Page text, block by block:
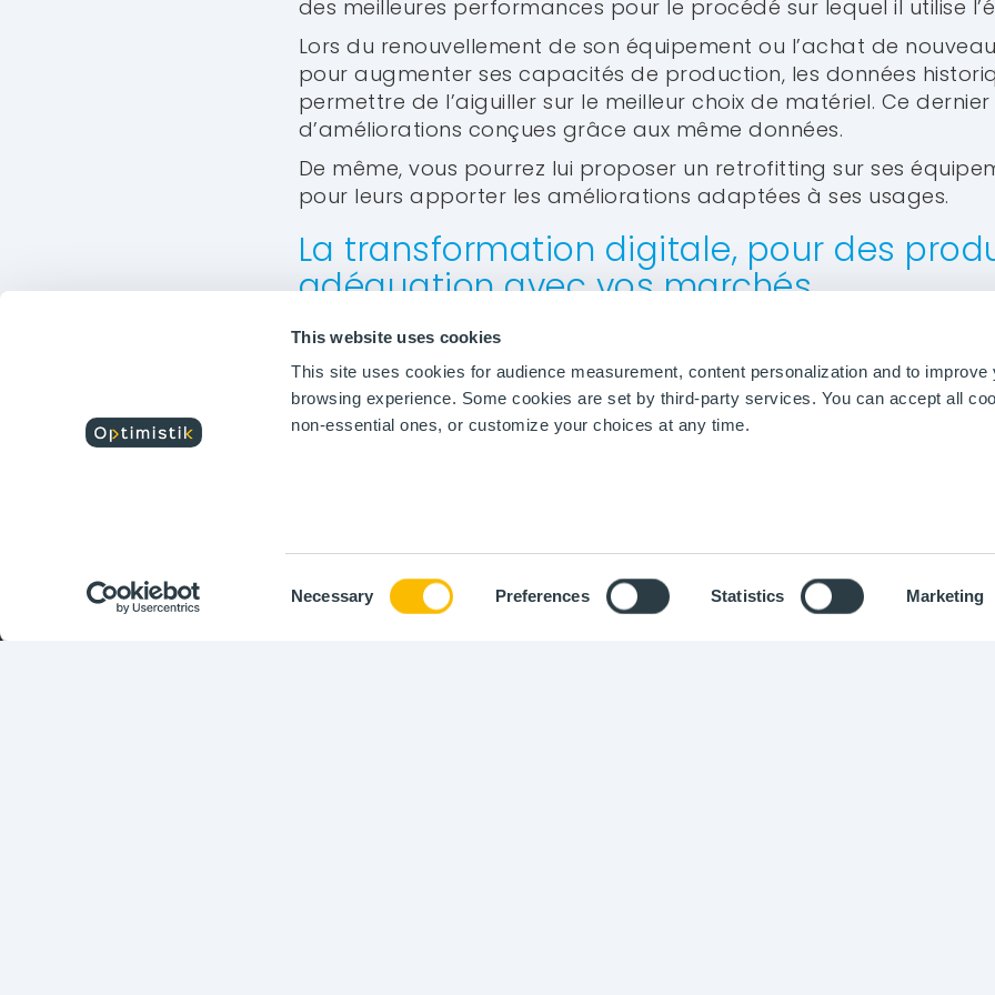
This website uses cookies
This site uses cookies for audience measurement, content personalization and to improve
browsing experience. Some cookies are set by third-party services. You can accept all
non-essential ones, or customize your choices at any time.
Necessary Preferences Statistics Marketing
des meilleures performances pour le procédé sur lequel il utilise
Lors du renouvellement de son équipement ou l’achat de
pour augmenter ses capacités de production, les données
permettre de l’aiguiller sur le meilleur choix de matériel. Ce
d’améliorations conçues grâce aux même données.
De même, vous pourrez lui proposer un retrofitting sur ses
pour leurs apporter les améliorations adaptées à ses usages.
La transformation digitale, pour des
adéquation avec vos marchés
Si vous transformez vos processus de conception et
qu’ils partent de la collecte des données issues des équipements
clients, vous pourrez :
développer des produits parfaitement adaptés à votre
mieux conseiller vos clients dans le choix de leurs équipements.
de l'industrie.
INDUSTRIE
OIAnalytics
Témoignages
OIAnalytics
Témoignages
SECTEURS
Pâte et Papier
Matériaux
Energie et Utilités
Pharma
Agroalimentaire
RESSOURCES
Témoignages
Copyright © Optimistik 2015 -2026 Mentions légales-Données